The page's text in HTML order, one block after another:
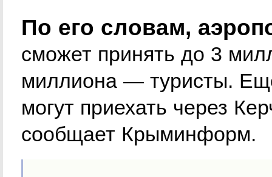
По его словам,
сможет принять до 3
миллиона — туристы.
могут приехать через
сообщает Крыминформ.